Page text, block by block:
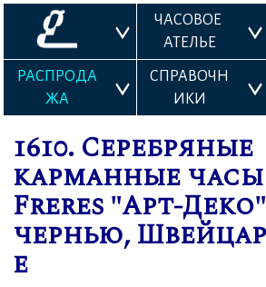
ЧАСОВОЕ
АТЕЛЬЕ
РАСПРОДА
ЖА
СПРАВОЧН
ИКИ
1610. Серебряные
карманные
Freres "Арт-
чернью,
е